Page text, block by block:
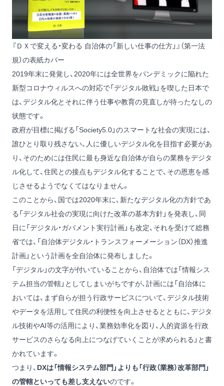
『ＤＸで変える・変わる 自治体の「新しい仕事の仕方」』（第一法
規）の表紙カバー
2019年末に発覚し、2020年には全世界をパンデミックに陥れた
新型コロナウィルスへの対応で「デジタル敗戦」を喫した日本で
は、デジタル化とそれに伴う仕事や教育の見直しが待ったなしの
状態です。
政府が目標に掲げる「Society5.0」のスマートな社会の実現には、
誰ひとり取り残さない、人に優しいデジタル化を目指す必要があ
り、そのためには住民に最も身近な自治体が自らの業務をデジタ
ル化して、住民との接点もデジタル化することで、その恩恵を感
じさせるようでなくてはなりません。
このことから、国では2020年末に、新たなデジタル化の方針であ
る「デジタル社会の実現に向けた改革の基本方針」を発表し、同
日に「デジタル・ガバメント実行計画」も改定、それを受けて総務
省では、「自治体デジタル・トランスフォーメーション（DX）推進
計画」という計画を全自治体に発布しました。
「デジタル」の文字が付いていることから、自治体では「情報シス
テム担当の管轄」としてしまいがちですが、計画には「自治体に
おいては、まず自らが担う行政サービスについて、デジタル技術
やデータを活用して住民の利便性を向上させるとともに、デジタ
ル技術やAI等の活用により、業務効率化を図り、人的資源を行政
サービスのさらなる向上につなげていくことが求められる」と書
かれています。
つまり、 DXは「情報システム部門」よりも「行政（業務）改革部門」
の管轄といっても差し支えないのです。